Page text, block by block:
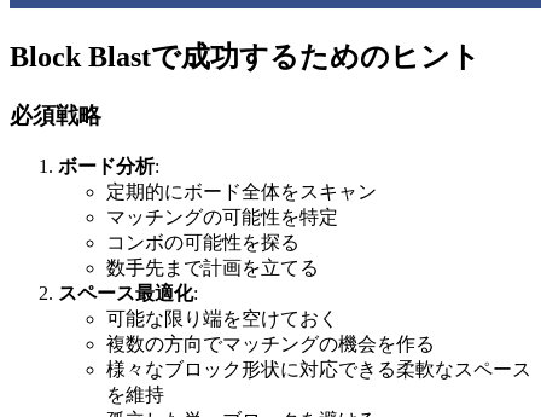
Block Blastで成功するためのヒント
必須戦略
ボード分析:
定期的にボード全体をスキャン
マッチングの可能性を特定
コンボの可能性を探る
数手先まで計画を立てる
スペース最適化:
可能な限り端を空けておく
複数の方向でマッチングの機会を作る
様々なブロック形状に対応できる柔軟なスペース
を維持